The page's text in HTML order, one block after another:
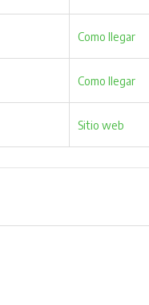
Como llegar
Como llegar
Sitio web